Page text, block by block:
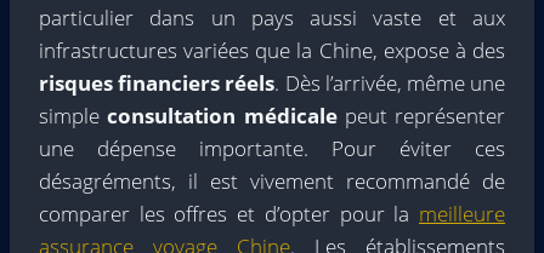
particulier dans un pays aussi vaste et aux
infrastructures variées que la Chine, expose à des
risques financiers réels. Dès l’arrivée, même une
simpleconsultation médicalepeut représenter
une dépense importante. Pour éviter ces
désagréments, il est vivement recommandé de
comparer les offres et d’opter pour la meilleure
assurance voyage Chine. Les établissements